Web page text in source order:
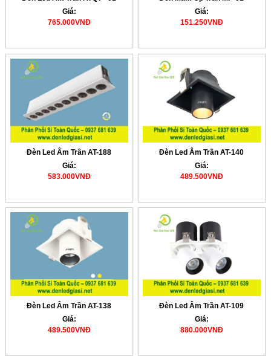
Giá:
765.000VNĐ
Giá:
151.250VNĐ
Đèn Led Âm Trần AT-188
Giá:
583.000VNĐ
Đèn Led Âm Trần AT-140
Giá:
489.500VNĐ
Đèn Led Âm Trần AT-138
Giá:
489.500VNĐ
Đèn Led Âm Trần AT-109
Giá:
880.000VNĐ